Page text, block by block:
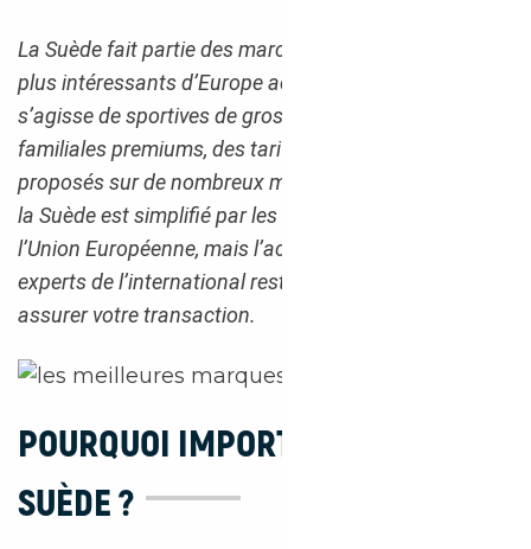
La Suède fait partie des marchés de l’occasion les
plus intéressants d’Europe actuellement. Qu’il
s’agisse de sportives de grosses cylindrées, ou de
familiales premiums, des tarifs imbattables sont
proposés sur de nombreux modèles. L’import depuis
la Suède est simplifié par les accords entre pays de
l’Union Européenne, mais l’accompagnement par des
experts de l’international reste une valeur sûre pour
assurer votre transaction.
POURQUOI IMPORTER DEPUIS LA
SUÈDE ?